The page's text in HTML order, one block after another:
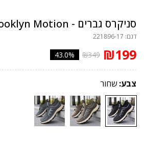
סניקרס גברים - Brooklyn Motion
דגם: 221896-17
₪199
₪349
43.0%
צבע:שחור